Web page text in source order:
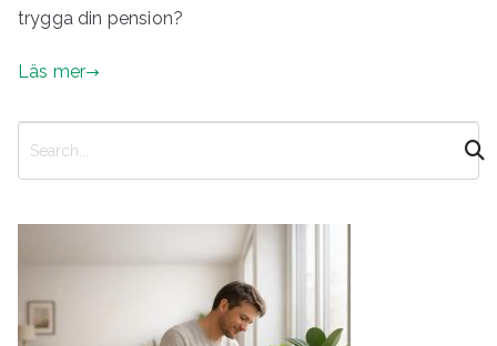
trygga din pension?
Läs mer